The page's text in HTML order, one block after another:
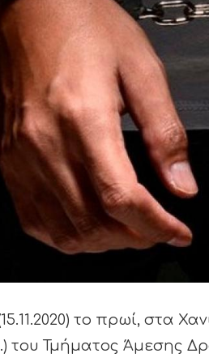
το πρωί, στα
του Τμήματος Άμεσης